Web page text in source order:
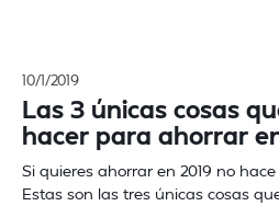
10/1/2019
Las 3 únicas cosas
hacer para ahorrar
Si quieres ahorrar en 2019 no
Estas son las tres únicas cosas